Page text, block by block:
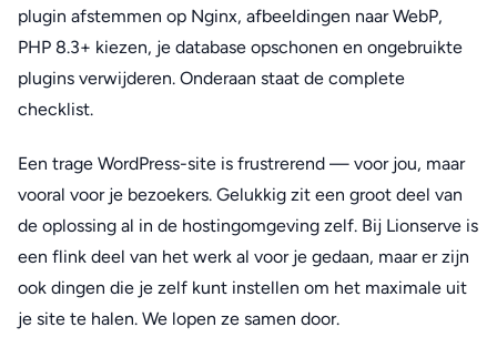
plugin afstemmen op Nginx, afbeeldingen naar WebP,
PHP 8.3+ kiezen, je database opschonen en ongebruikte
plugins verwijderen. Onderaan staat de complete
checklist.
Een trage WordPress-site is frustrerend — voor jou, maar
vooral voor je bezoekers. Gelukkig zit een groot deel van
de oplossing al in de hostingomgeving zelf. Bij Lionserve is
een flink deel van het werk al voor je gedaan, maar er zijn
ook dingen die je zelf kunt instellen om het maximale uit
je site te halen. We lopen ze samen door.